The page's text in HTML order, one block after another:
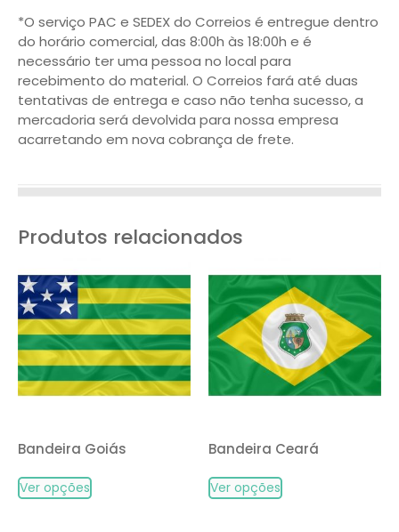
*O serviço PAC e SEDEX do Correios é entregue dentro
do horário comercial, das 8:00h às 18:00h e é
necessário ter uma pessoa no local para
recebimento do material. O Correios fará até duas
tentativas de entrega e caso não tenha sucesso, a
mercadoria será devolvida para nossa empresa
acarretando em nova cobrança de frete.
Produtos relacionados
Bandeira Goiás
Ver opções
Bandeira Ceará
Ver opções